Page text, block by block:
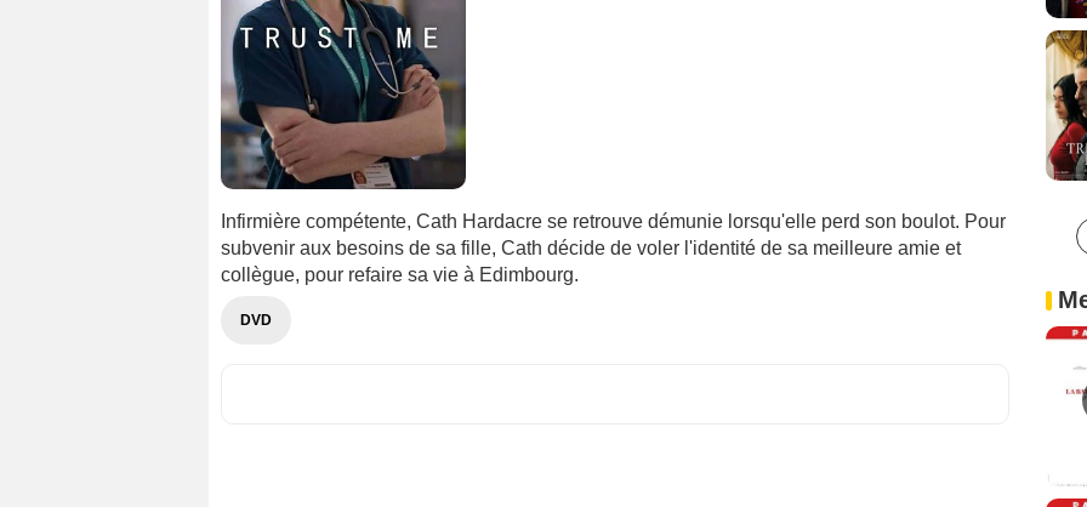
Infirmière compétente, Cath Hardacre se retrouve démunie lorsqu'elle perd son boulot. Pour
subvenir aux besoins de sa fille, Cath décide de voler l'identité de sa meilleure amie et
collègue, pour refaire sa vie à Edimbourg.
DVD